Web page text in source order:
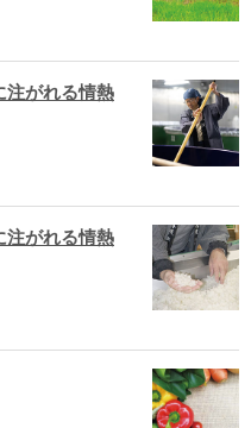
がれる情熱
がれる情熱